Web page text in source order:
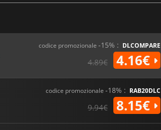
codice promozionale -15% : DLCOMPARE
4.89€ 4.16€
codice promozionale -18% : RAB20DLC
9.94€ 8.15€